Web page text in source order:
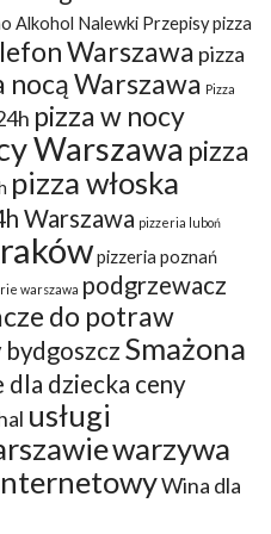
Alkohol Nalewki Przepisypizza
Warszawa pizza
nocą Warszawa Pizza
pizza w nocy
Warszawa pizza
pizza włoska
Warszawa pizzeria luboń
pizzeria poznań
warszawa podgrzewacz
do potraw
Smażona
dla dziecka ceny
usługi
warzywa
Wina dla